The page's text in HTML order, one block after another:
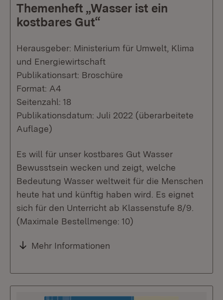
Themenheft „Wasser ist ein
kostbares Gut“
Herausgeber: Ministerium für Umwelt, Klima
und Energiewirtschaft
Publikationsart: Broschüre
Format: A4
Seitenzahl: 18
Publikationsdatum: Juli 2022 (überarbeitete
Auflage)
Es will für unser kostbares Gut Wasser
Bewusstsein wecken und zeigt, welche
Bedeutung Wasser weltweit für die Menschen
heute hat und künftig haben wird. Es eignet
sich für den Unterricht ab Klassenstufe 8/9.
(Maximale Bestellmenge: 10)
Mehr Informationen